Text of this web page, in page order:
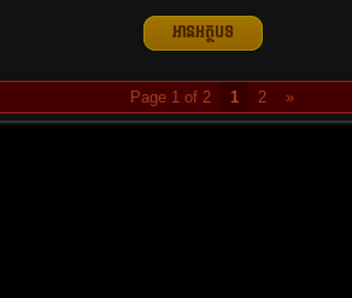
អានអត្ថបទ
Page 1 of 2 1 2 »